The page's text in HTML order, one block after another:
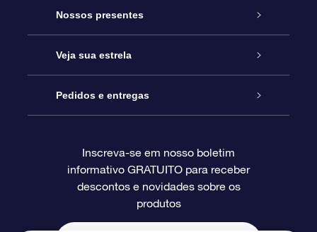
Serviço
Entre em contato conosco
Blog
Avaliações
Nossos presentes
Presente estrelar on-line
Pacote de presente da OSR
O cartão de presente da OSR
Presentes corporativos
Veja sua estrela
Star Register
Página estelar personalizada
Um Milhão de Estrelas
Pedidos e entregas
Informações de pagamento
Inscreva-se em nosso boletim
informativo GRATUITO para receber
descontos e novidades sobre os
produtos